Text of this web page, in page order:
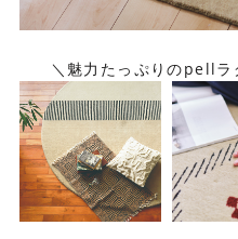
＼魅力たっぷりのpell